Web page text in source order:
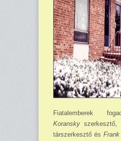
Fiatalemberek
Koransky szerkesztő,
társzerkesztő és